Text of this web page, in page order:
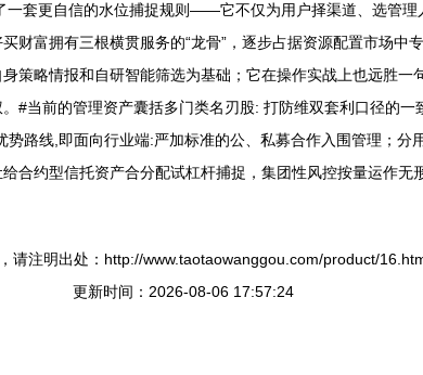
一套更自信的水位捕捉规则——它不仅为用户择渠道、选管
财富拥有三根横贯服务的“龙骨”，逐步占据资源配置市场中
策略情报和自研智能筛选为基础；它在操作实战上也远胜
#当前的管理资产囊括多门类名刃股: 打防维双套利口径的
路线,即面向行业端:严加标准的公、私募合作入围管理；
约型信托资产合分配试杠杆捕捉，集团性风控按量运作无
请注明出处：http://www.taotaowanggou.com/product/
更新时间：2026-08-06 17:57:24